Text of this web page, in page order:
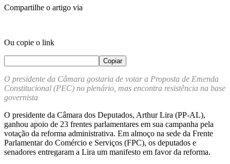
Compartilhe o artigo via
Ou copie o link
Copiar
O presidente da Câmara gostaria de votar a Proposta de Emenda
Constitucional (PEC) no plenário, mas encontra resistência na base
governista
O presidente da Câmara dos Deputados, Arthur Lira (PP-AL),
ganhou apoio de 23 frentes parlamentares em sua campanha pela
votação da reforma administrativa. Em almoço na sede da Frente
Parlamentar do Comércio e Serviços (FPC), os deputados e
senadores entregaram a Lira um manifesto em favor da reforma.